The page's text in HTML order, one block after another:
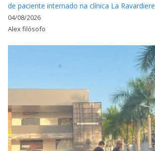
de paciente internado na clínica La Ravardiere
04/08/2026
Alex filósofo